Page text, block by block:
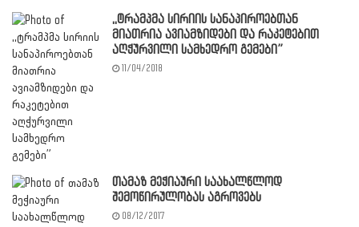
,,ტრამპმა სირიის სანაპიროებთან
მიათრია ავიამზიდები და რაკეტებით
აღჭურვილი სამხედრო გემები”
11/04/2018
თამაზ მეჭიაური საახალწლოდ
შემოწირულობას აგროვებს
08/12/2017